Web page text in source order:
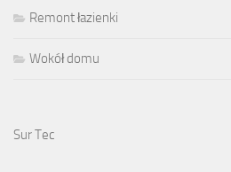
Remont łazienki
Wokół domu
Sur Tec